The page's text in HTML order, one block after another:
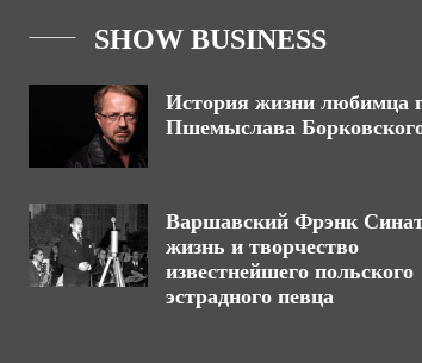
SHOW BUSINESS
История жизни любимца
Пшемыслава
Варшавский Фрэнк
жизнь и творчество
известнейшего польского
эстрадного певца